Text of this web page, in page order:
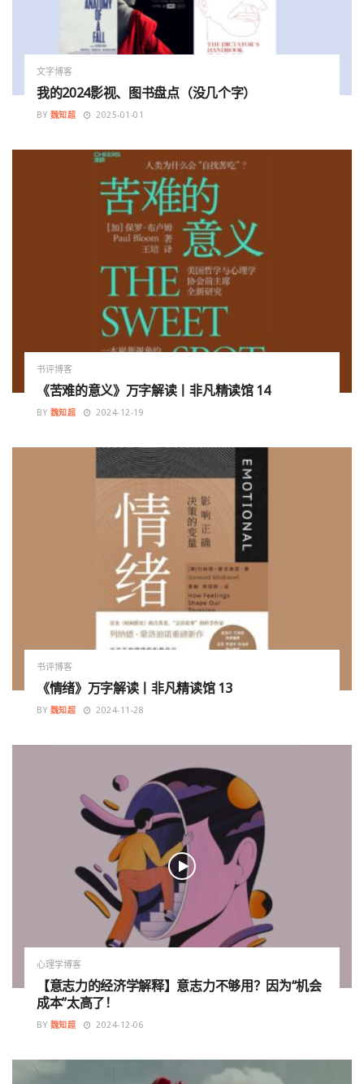
文字博客
我的2024影视、图书盘点（没几个字）
BY 魏知超 2025-01-01
书评博客
《苦难的意义》万字解读丨非凡精读馆 14
BY 魏知超 2024-12-19
书评博客
《情绪》万字解读丨非凡精读馆 13
BY 魏知超 2024-11-28
心理学博客
【意志力的经济学解释】意志力不够用？因为“机会
成本”太高了！
BY 魏知超 2024-12-06